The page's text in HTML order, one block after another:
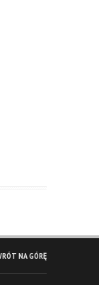
NA GÓRĘ